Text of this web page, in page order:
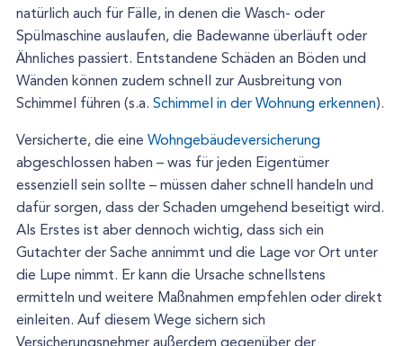
natürlich auch für Fälle, in denen die Wasch- oder
Spülmaschine auslaufen, die Badewanne überläuft oder
Ähnliches passiert. Entstandene Schäden an Böden und
Wänden können zudem schnell zur Ausbreitung von
Schimmel führen (s.a. Schimmel in der Wohnung erkennen).
Versicherte, die eine Wohngebäudeversicherung
abgeschlossen haben – was für jeden Eigentümer
essenziell sein sollte – müssen daher schnell handeln und
dafür sorgen, dass der Schaden umgehend beseitigt wird.
Als Erstes ist aber dennoch wichtig, dass sich ein
Gutachter der Sache annimmt und die Lage vor Ort unter
die Lupe nimmt. Er kann die Ursache schnellstens
ermitteln und weitere Maßnahmen empfehlen oder direkt
einleiten. Auf diesem Wege sichern sich